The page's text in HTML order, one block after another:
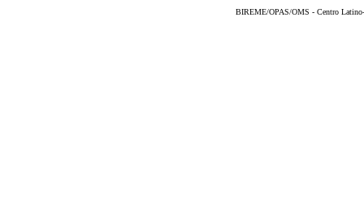
BIREME/OPAS/OMS - Centro Latino-